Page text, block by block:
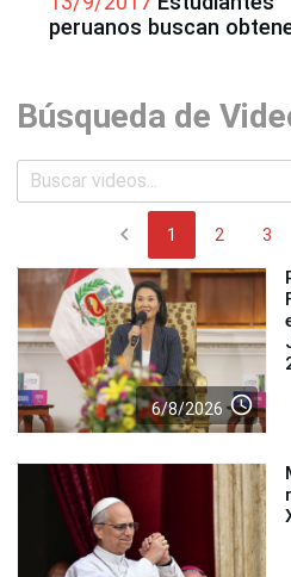
peruanos buscan
Búsqueda de
chevron_left 1 2 3
6/8/2026 access_time